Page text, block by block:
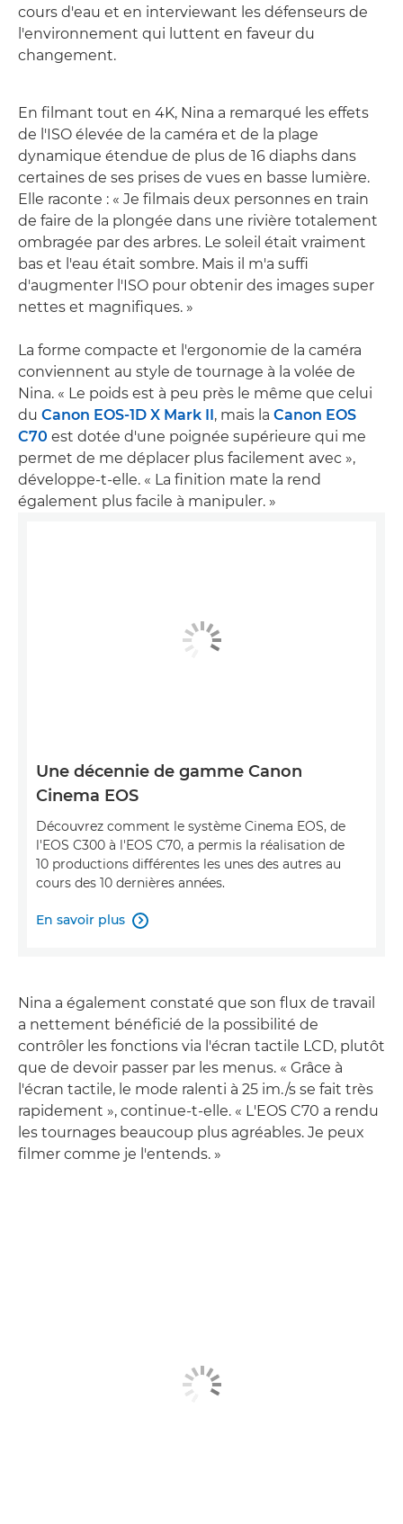
cours d'eau et en interviewant les défenseurs de
l'environnement qui luttent en faveur du
changement.
En filmant tout en 4K, Nina a remarqué les effets
de l'ISO élevée de la caméra et de la plage
dynamique étendue de plus de 16 diaphs dans
certaines de ses prises de vues en basse lumière.
Elle raconte : « Je filmais deux personnes en train
de faire de la plongée dans une rivière totalement
ombragée par des arbres. Le soleil était vraiment
bas et l'eau était sombre. Mais il m'a suffi
d'augmenter l'ISO pour obtenir des images super
nettes et magnifiques. »
La forme compacte et l'ergonomie de la caméra
conviennent au style de tournage à la volée de
Nina. « Le poids est à peu près le même que celui
du Canon EOS-1D X Mark II, mais la Canon EOS
C70 est dotée d'une poignée supérieure qui me
permet de me déplacer plus facilement avec »,
développe-t-elle. « La finition mate la rend
également plus facile à manipuler. »
Une décennie de gamme Canon
Cinema EOS
Découvrez comment le système Cinema EOS, de
l'EOS C300 à l'EOS C70, a permis la réalisation de
10 productions différentes les unes des autres au
cours des 10 dernières années.
En savoir plus 
Nina a également constaté que son flux de travail
a nettement bénéficié de la possibilité de
contrôler les fonctions via l'écran tactile LCD, plutôt
que de devoir passer par les menus. « Grâce à
l'écran tactile, le mode ralenti à 25 im./s se fait très
rapidement », continue-t-elle. « L'EOS C70 a rendu
les tournages beaucoup plus agréables. Je peux
filmer comme je l'entends. »